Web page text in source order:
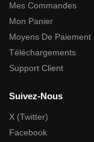
Mes Commandes
Mon Panier
Moyens De Paiement
Téléchargements
Support Client
Suivez-Nous
X (Twitter)
Facebook